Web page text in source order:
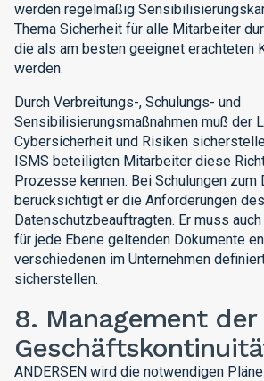
werden regelmäßig
Thema Sicherheit für alle Mitarbeiter
die als am besten geeignet erachteten
werden.
Durch Verbreitungs-, Schulungs- und
Sensibilisierungsmaßnahmen muß der
Cybersicherheit und Risiken
ISMS beteiligten Mitarbeiter diese
Prozesse kennen. Bei Schulungen zum
berücksichtigt er die Anforderungen des
Datenschutzbeauftragten. Er muss
für jede Ebene geltenden Dokumente
verschiedenen im Unternehmen
sicherstellen.
8. Management der
ANDERSEN wird die notwendigen